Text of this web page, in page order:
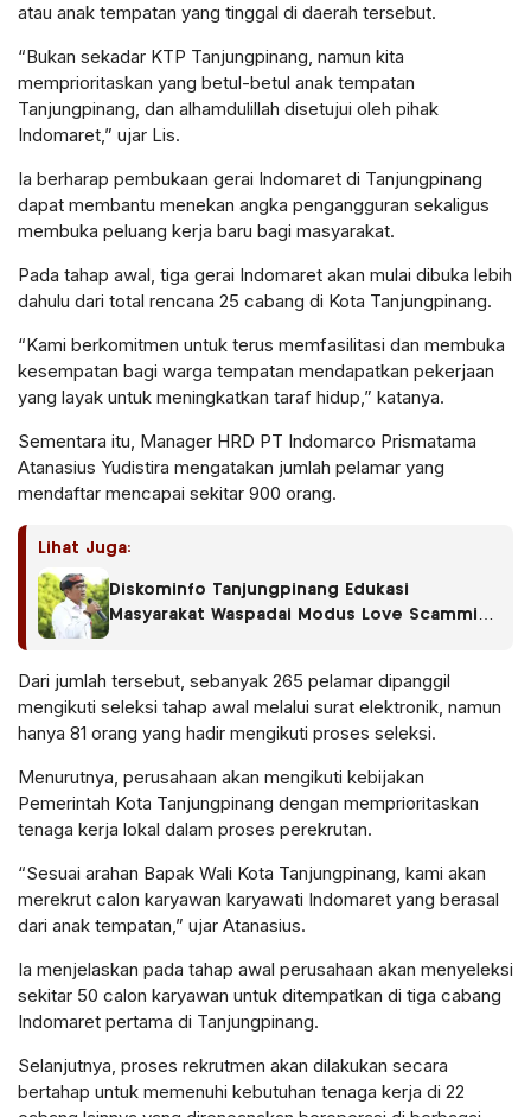
atau anak tempatan yang tinggal di daerah tersebut.
“Bukan sekadar KTP Tanjungpinang, namun kita
memprioritaskan yang betul-betul anak tempatan
Tanjungpinang, dan alhamdulillah disetujui oleh pihak
Indomaret,” ujar Lis.
Ia berharap pembukaan gerai Indomaret di Tanjungpinang
dapat membantu menekan angka pengangguran sekaligus
membuka peluang kerja baru bagi masyarakat.
Pada tahap awal, tiga gerai Indomaret akan mulai dibuka lebih
dahulu dari total rencana 25 cabang di Kota Tanjungpinang.
“Kami berkomitmen untuk terus memfasilitasi dan membuka
kesempatan bagi warga tempatan mendapatkan pekerjaan
yang layak untuk meningkatkan taraf hidup,” katanya.
Sementara itu, Manager HRD PT Indomarco Prismatama
Atanasius Yudistira mengatakan jumlah pelamar yang
mendaftar mencapai sekitar 900 orang.
Lihat Juga:
Diskominfo Tanjungpinang Edukasi
Masyarakat Waspadai Modus Love Scamming
Dari jumlah tersebut, sebanyak 265 pelamar dipanggil
mengikuti seleksi tahap awal melalui surat elektronik, namun
hanya 81 orang yang hadir mengikuti proses seleksi.
Menurutnya, perusahaan akan mengikuti kebijakan
Pemerintah Kota Tanjungpinang dengan memprioritaskan
tenaga kerja lokal dalam proses perekrutan.
“Sesuai arahan Bapak Wali Kota Tanjungpinang, kami akan
merekrut calon karyawan karyawati Indomaret yang berasal
dari anak tempatan,” ujar Atanasius.
Ia menjelaskan pada tahap awal perusahaan akan menyeleksi
sekitar 50 calon karyawan untuk ditempatkan di tiga cabang
Indomaret pertama di Tanjungpinang.
Selanjutnya, proses rekrutmen akan dilakukan secara
bertahap untuk memenuhi kebutuhan tenaga kerja di 22